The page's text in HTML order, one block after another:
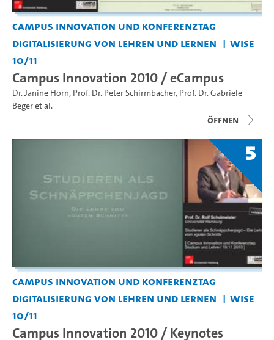
Campus Innovation und Konferenztag
Digitalisierung von Lehren und Lernen
WiSe
10/11
Campus Innovation 2010 / eCampus
Dr. Janine Horn, Prof. Dr. Peter Schirmbacher, Prof. Dr. Gabriele
Begeret al.
Öffnen
5
Campus Innovation und Konferenztag
Digitalisierung von Lehren und Lernen
WiSe
10/11
Campus Innovation 2010 / Keynotes